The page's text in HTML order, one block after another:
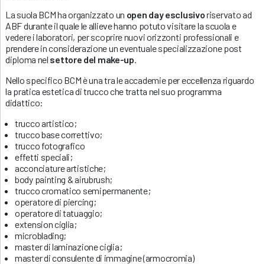
La suola BCM ha organizzato un open day esclusivoriservato ad
ABF durante il quale le allieve hanno potuto visitare la scuola e
vedere i laboratori, per scoprire nuovi orizzonti professionali e
prendere in considerazione un eventuale specializzazione post
diploma nel settore del make-up
Nello specifico BCM è una tra le accademie per eccellenza riguardo
la pratica estetica di trucco che tratta nel suo programma
didattico:
trucco artistico;
trucco base correttivo;
trucco fotografico
effetti speciali;
acconciature artistiche;
body painting & airubrush;
trucco cromatico semipermanente;
operatore di piercing;
operatore di tatuaggio;
extension ciglia;
microblading;
master di laminazione ciglia;
master di consulente di immagine (armocromia)